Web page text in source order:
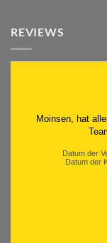
REVIEWS
Moinsen, hat
Datum der
Datum der